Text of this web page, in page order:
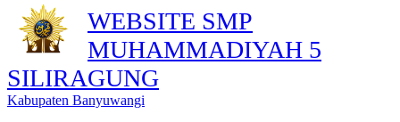
WEBSITE SMP
MUHAMMADIYAH 5
SILIRAGUNG
Kabupaten Banyuwangi